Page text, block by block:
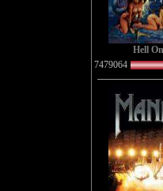
Hell
7479064